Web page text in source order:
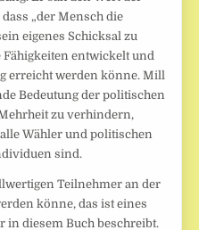
„der Mensch die
eigenes Schicksal zu
entwickelt und
erreicht werden könne. Mill
Bedeutung der politischen
zu verhindern,
Wähler und politischen
sind.
Teilnehmer an der
könne, das ist eines
in diesem Buch beschreibt.